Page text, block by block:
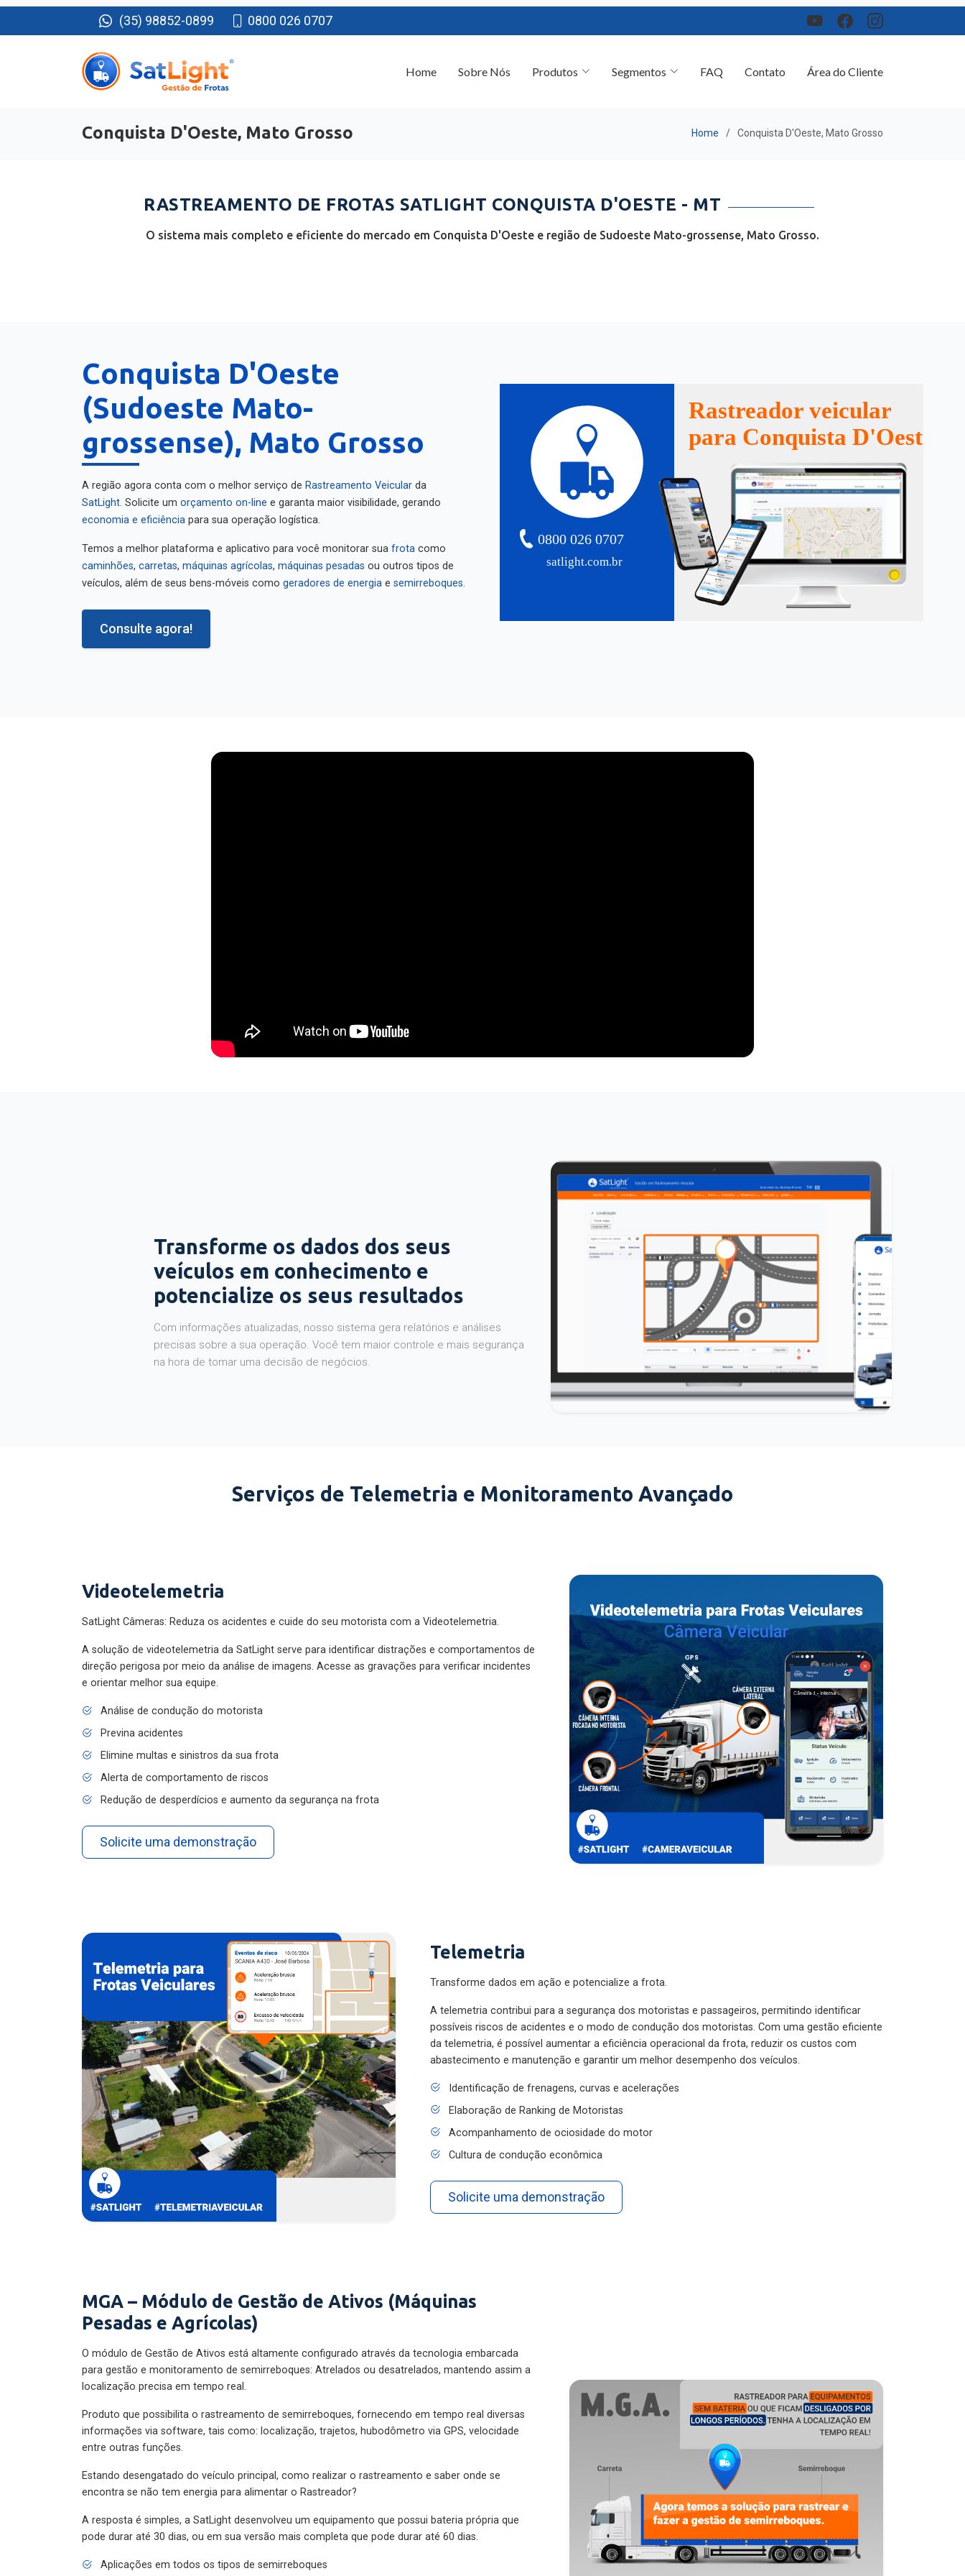
(35) 98852-0899 0800 026 0707
Área do Cliente
Conquista D'Oeste, Mato Grosso Home Conquista D'Oeste, Mato Grosso
RASTREAMENTO DE FROTAS SATLIGHT CONQUISTA D'OESTE - MT
O sistema mais completo e eficiente do mercado em Conquista D'Oeste e região de Sudoeste Mato-grossense, Mato Grosso.
Conquista D'Oeste
(Sudoeste Mato-
grossense), Mato Grosso
A região agora conta com o melhor serviço de Rastreamento Veicular da
SatLight . Solicite um orçamento on-line e garanta maior visibilidade, gerando
economia e eficiência para sua operação logística.
Temos a melhor plataforma e aplicativo para você monitorar sua frota como
caminhões carretas máquinas agrícolas máquinas pesadas ou outros tipos de
veículos, além de seus bens-móveis como geradores de energia e semirreboques
Consulte agora!
satlight.com.br
0800 026 0707
Rastreador veicular
para Conquista D'Oeste
Transforme os dados dos seus
veículos em conhecimento e
potencialize os seus resultados
Com informações atualizadas, nosso sistema gera relatórios e análises
precisas sobre a sua operação. Você tem maior controle e mais segurança
na hora de tomar uma decisão de negócios.
Serviços de Telemetria e Monitoramento Avançado
Videotelemetria
SatLight Câmeras: Reduza os acidentes e cuide do seu motorista com a Videotelemetria.
A solução de videotelemetria da SatLight serve para identificar distrações e comportamentos de
direção perigosa por meio da análise de imagens. Acesse as gravações para verificar incidentes
e orientar melhor sua equipe.
Análise de condução do motorista
Previna acidentes
Elimine multas e sinistros da sua frota
Alerta de comportamento de riscos
Redução de desperdícios e aumento da segurança na frota
Solicite uma demonstração
Telemetria
Transforme dados em ação e potencialize a frota.
A telemetria contribui para a segurança dos motoristas e passageiros, permitindo identificar
possíveis riscos de acidentes e o modo de condução dos motoristas. Com uma gestão eficiente
da telemetria, é possível aumentar a eficiência operacional da frota, reduzir os custos com
abastecimento e manutenção e garantir um melhor desempenho dos veículos.
Identificação de frenagens, curvas e acelerações
Elaboração de Ranking de Motoristas
Acompanhamento de ociosidade do motor
Cultura de condução econômica
Solicite uma demonstração
MGA – Módulo de Gestão de Ativos (Máquinas
Pesadas e Agrícolas)
O módulo de Gestão de Ativos está altamente configurado através da tecnologia embarcada
para gestão e monitoramento de semirreboques: Atrelados ou desatrelados, mantendo assim a
localização precisa em tempo real.
Produto que possibilita o rastreamento de semirreboques, fornecendo em tempo real diversas
informações via software, tais como: localização, trajetos, hubodômetro via GPS, velocidade
entre outras funções.
Estando desengatado do veículo principal, como realizar o rastreamento e saber onde se
encontra se não tem energia para alimentar o Rastreador?
A resposta é simples, a SatLight desenvolveu um equipamento que possui bateria própria que
pode durar até 30 dias, ou em sua versão mais completa que pode durar até 60 dias.
Aplicações em todos os tipos de semirreboques